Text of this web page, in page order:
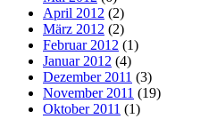
April 2012 (2)
März 2012 (2)
Februar 2012 (1)
Januar 2012 (4)
Dezember 2011 (3)
November 2011 (19)
Oktober 2011 (1)